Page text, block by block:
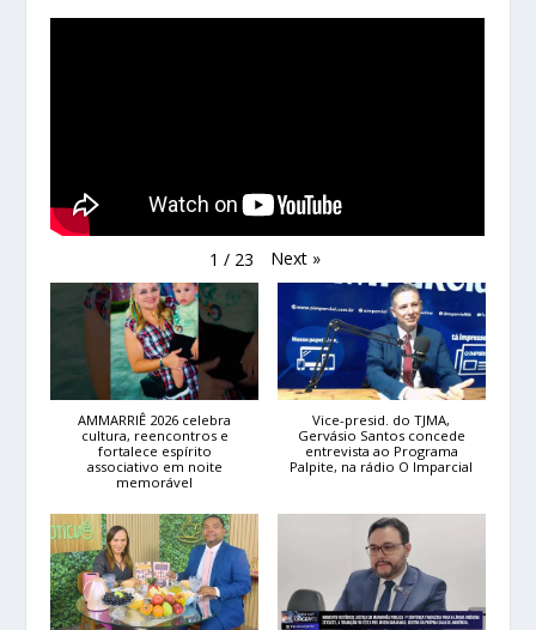
1 / 23 Next »
AMMARRIÊ 2026 celebra
cultura, reencontros e
fortalece espírito
associativo em noite
memorável
Vice-presid. do TJMA,
Gervásio Santos concede
entrevista ao Programa
Palpite, na rádio O Imparcial